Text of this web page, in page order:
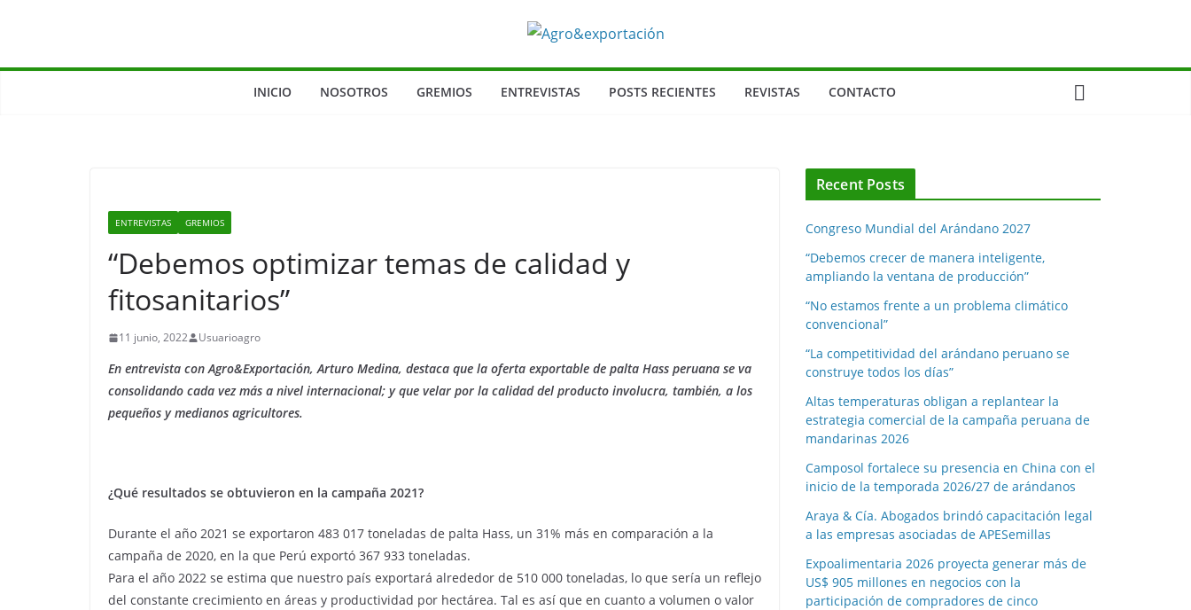
INICIO NOSOTROS GREMIOS ENTREVISTAS POSTS RECIENTES REVISTAS CONTACTO
ENTREVISTAS GREMIOS
“Debemos optimizar temas de calidad y
fitosanitarios”
11 junio, 2022 Usuarioagro
En entrevista con Agro&Exportación, Arturo Medina, destaca que la oferta exportable de palta Hass peruana se va
consolidando cada vez más a nivel internacional; y que velar por la calidad del producto involucra, también, a los
pequeños y medianos agricultores.
¿Qué resultados se obtuvieron en la campaña 2021?
Durante el año 2021 se exportaron 483 017 toneladas de palta Hass, un 31% más en comparación a la
campaña de 2020, en la que Perú exportó 367 933 toneladas.
Para el año 2022 se estima que nuestro país exportará alrededor de 510 000 toneladas, lo que sería un reflejo
del constante crecimiento en áreas y productividad por hectárea. Tal es así que en cuanto a volumen o valor
Recent Posts
Congreso Mundial del Arándano 2027
“Debemos crecer de manera inteligente,
ampliando la ventana de producción”
“No estamos frente a un problema climático
convencional”
“La competitividad del arándano peruano se
construye todos los días”
Altas temperaturas obligan a replantear la
estrategia comercial de la campaña peruana de
mandarinas 2026
Camposol fortalece su presencia en China con el
inicio de la temporada 2026/27 de arándanos
Araya & Cía. Abogados brindó capacitación legal
a las empresas asociadas de APESemillas
Expoalimentaria 2026 proyecta generar más de
US$ 905 millones en negocios con la
participación de compradores de cinco